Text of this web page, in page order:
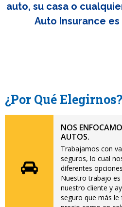
auto, su casa o
Auto Insurance
¿Por Qué Elegirnos?
NOS
AUTOS.
Trabajamos con
seguros, lo cual
diferentes
Nuestro trabajo es
nuestro cliente y
seguro que más